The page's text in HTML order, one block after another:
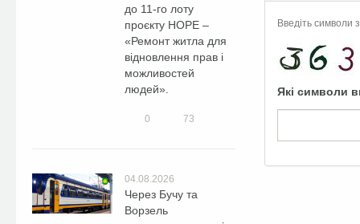
до 11-го лоту
проєкту HOPE –
«Ремонт житла для
відновлення прав і
можливостей
людей».
0 73
04.08.2026
Через Бучу та
Ворзель
Введіть символи
Які символи